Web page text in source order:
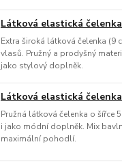
Látková elastická
Extra široká látková čelenka (9
vlasů. Pružný a prodyšný
jako stylový doplněk.
Látková elastická
Pružná látková čelenka o šířce
i jako módní doplněk. Mix
maximální pohodlí.